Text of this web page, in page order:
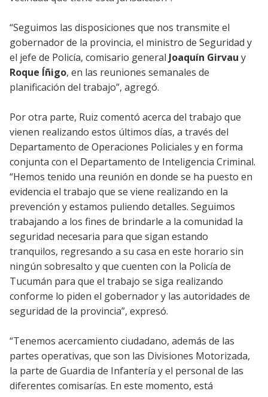
“Seguimos las disposiciones que nos transmite el
gobernador de la provincia, el ministro de Seguridad y
el jefe de Policía, comisario general Joaquín Girvau y
Roque Íñigo, en las reuniones semanales de
planificación del trabajo”, agregó.
Por otra parte, Ruiz comentó acerca del trabajo que
vienen realizando estos últimos días, a través del
Departamento de Operaciones Policiales y en forma
conjunta con el Departamento de Inteligencia Criminal.
“Hemos tenido una reunión en donde se ha puesto en
evidencia el trabajo que se viene realizando en la
prevención y estamos puliendo detalles. Seguimos
trabajando a los fines de brindarle a la comunidad la
seguridad necesaria para que sigan estando
tranquilos, regresando a su casa en este horario sin
ningún sobresalto y que cuenten con la Policía de
Tucumán para que el trabajo se siga realizando
conforme lo piden el gobernador y las autoridades de
seguridad de la provincia”, expresó.
“Tenemos acercamiento ciudadano, además de las
partes operativas, que son las Divisiones Motorizada,
la parte de Guardia de Infantería y el personal de las
diferentes comisarías. En este momento, está